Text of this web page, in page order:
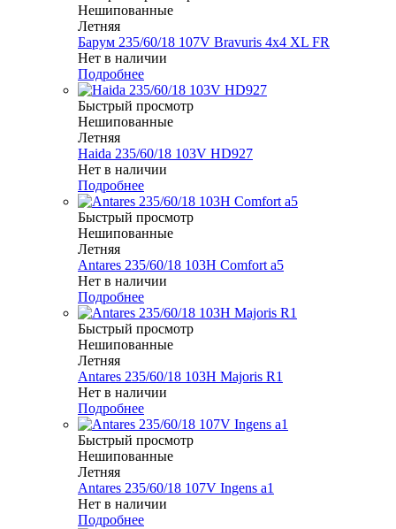
Нешипованные
Летняя
Барум 235/60/18 107V Bravuris 4x4 XL FR
Нет в наличии
Подробнее
Быстрый просмотр
Нешипованные
Летняя
Haida 235/60/18 103V HD927
Нет в наличии
Подробнее
Быстрый просмотр
Нешипованные
Летняя
Antares 235/60/18 103H Comfort a5
Нет в наличии
Подробнее
Быстрый просмотр
Нешипованные
Летняя
Antares 235/60/18 103H Majoris R1
Нет в наличии
Подробнее
Быстрый просмотр
Нешипованные
Летняя
Antares 235/60/18 107V Ingens a1
Нет в наличии
Подробнее